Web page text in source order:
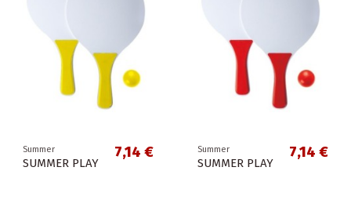
Summer
SUMMER PLAY
7,14 € Summer
SUMMER PLAY
7,14 €